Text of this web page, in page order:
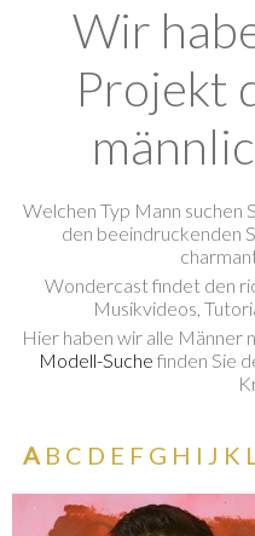
Wir
Projekt
Welchen Typ Mann suchen
den beeindruckenden
Wondercast findet den
Musikvideos,
Hier haben wir alle Männer
Modell-Suche finden Sie
A B C D E F G H I J K